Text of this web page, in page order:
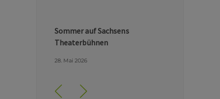
Hinter den Kulissen der Dresdner
Semperoper
29. April 2026